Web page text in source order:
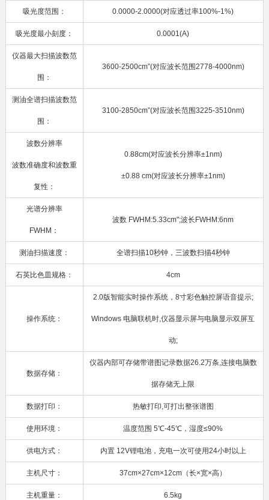
吸光度范围： 0.0000-2.0000(对应透过率100%-1%)
吸光度最小刻度： 0.0001(A)
仪器最大扫描波数范
围：
3600-2500cm”(对应波长范围2778-4000nm)
测油全谱扫描波数范
围：
3100-2850cm”(对应波长范围3225-3510nm)
波数分辨率
波数准确度和波数重
复性：
0.88cm(对应波长分辨率±1nm)
±0.88 cm(对应波长分辨率±1nm)
光谱分辨率
FWHM：
波数 FWHM:5.33cm";波长FWHM:6nm
测油扫描速度： 全谱扫描10秒钟，三波数扫描4秒钟
石英比色皿规格： 4cm
操作系统：
2.0版智能实时操作系统，8寸彩色触控屏语音提示;
Windows 电脑联机时,仪器显示屏与电脑显示双屏互
动;
数据存储：
仪器内部可存储带谱图记录数据26.2万条,连接电脑数
据存储无上限
数据打印： 热敏打印,可打出整张谱图
使用环境： 温度范围 5℃-45℃，湿度≤90%
供电方式： 内置 12V锂电池，充电一次可使用24小时以上
主机尺寸： 37cm×27cm×12cm（长×宽×高）
主机重量： 6.5kg